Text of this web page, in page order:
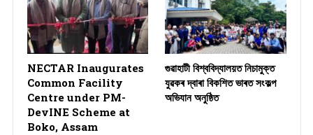
NECTAR Inaugurates
Common Facility
Centre under PM-
DevINE Scheme at
Boko, Assam
গুৱাহাটী বিশ্ববিদ্যালয়ত নিচামুক্ত
যুৱকৰ দ্বাৰা বিকশিত ভাৰত সংকল্প
অভিযান অনুষ্ঠিত